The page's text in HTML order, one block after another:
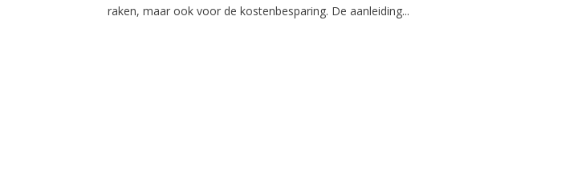
raken, maar ook voor de kostenbesparing. De aanleiding...